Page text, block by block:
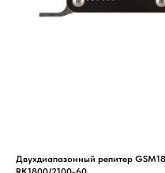
Двухдиапазонный репитер